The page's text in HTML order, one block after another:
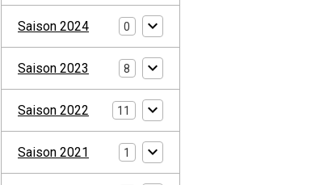
Saison 2024 0
Saison 2023 8
Saison 2022 11
Saison 2021 1